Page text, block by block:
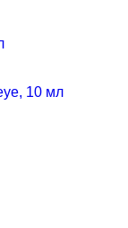
10 мл